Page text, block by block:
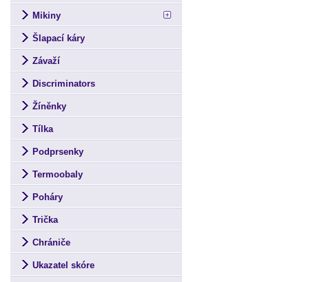
Mikiny
Šlapací káry
Závaží
Discriminators
Žíněnky
Tílka
Podprsenky
Termoobaly
Poháry
Trička
Chrániče
Ukazatel skóre